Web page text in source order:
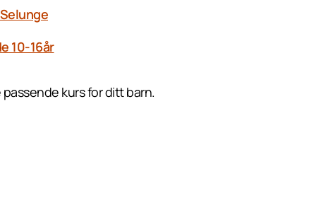
Selunge
10-16år
kurs for ditt barn.